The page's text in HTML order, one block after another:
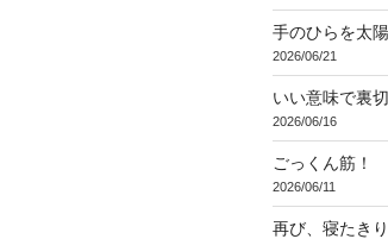
手のひらを太
2026/06/21
いい意味で裏
2026/06/16
ごっくん筋！
2026/06/11
再び、寝たき